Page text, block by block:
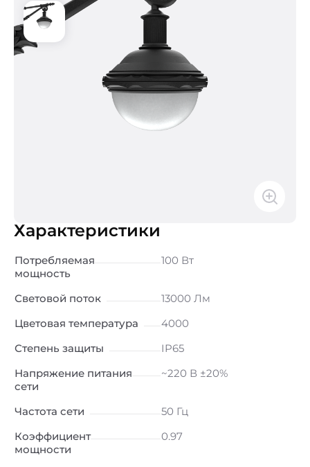
Характеристики
Потребляемая
мощность
100 Вт
Световой поток
13000 Лм
Цветовая температура
4000
Степень защиты
IP65
Напряжение питания
сети
~220 В ±20%
Частота сети
50 Гц
Коэффициент
мощности
0.97